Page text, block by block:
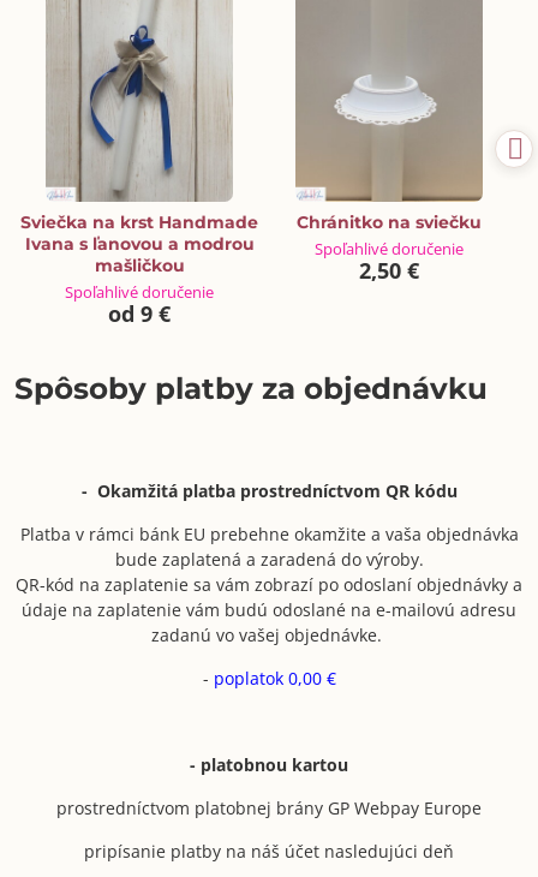
Sviečka na krst Handmade
Ivana s ľanovou a modrou
mašličkou
Spoľahlivé doručenie
od 9 €
Chránitko na sviečku
Spoľahlivé doručenie
2,50 €
Spôsoby platby za objednávku
- Okamžitá platba prostredníctvom QR kódu
Platba v rámci bánk EU prebehne okamžite a vaša objednávka
bude zaplatená a zaradená do výroby.
QR-kód na zaplatenie sa vám zobrazí po odoslaní objednávky a
údaje na zaplatenie vám budú odoslané na e-mailovú adresu
zadanú vo vašej objednávke.
- poplatok 0,00 €
- platobnou kartou
prostredníctvom platobnej brány GP Webpay Europe
pripísanie platby na náš účet nasledujúci deň